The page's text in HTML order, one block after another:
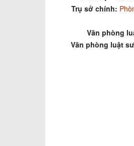
Trụ sở chính:
Văn phòng
Văn phòng luật